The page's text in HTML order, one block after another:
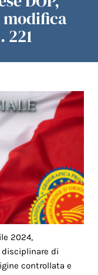
221
2024,
di
controllata e